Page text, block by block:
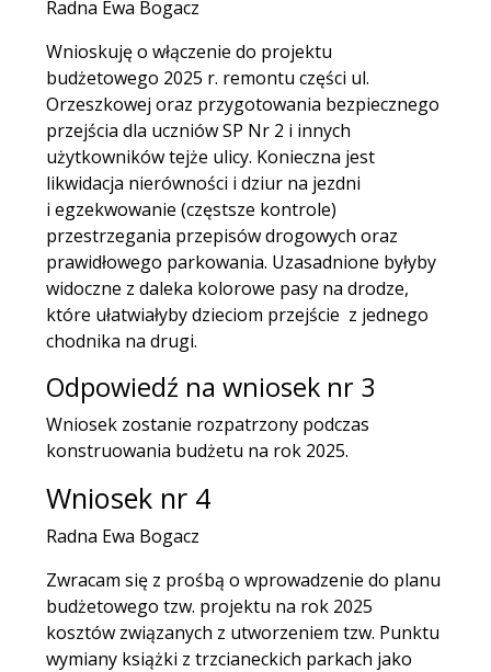
Radna Ewa Bogacz
Wnioskuję o włączenie do projektu
budżetowego 2025 r. remontu części ul.
Orzeszkowej oraz przygotowania bezpiecznego
przejścia dla uczniów SP Nr 2 i innych
użytkowników tejże ulicy. Konieczna jest
likwidacja nierówności i dziur na jezdni
i egzekwowanie (częstsze kontrole)
przestrzegania przepisów drogowych oraz
prawidłowego parkowania. Uzasadnione byłyby
widoczne z daleka kolorowe pasy na drodze,
które ułatwiałyby dzieciom przejście z jednego
chodnika na drugi.
Odpowiedź na wniosek nr 3
Wniosek zostanie rozpatrzony podczas
konstruowania budżetu na rok 2025.
Wniosek nr 4
Radna Ewa Bogacz
Zwracam się z prośbą o wprowadzenie do planu
budżetowego tzw. projektu na rok 2025
kosztów związanych z utworzeniem tzw. Punktu
wymiany książki z trzcianeckich parkach jako